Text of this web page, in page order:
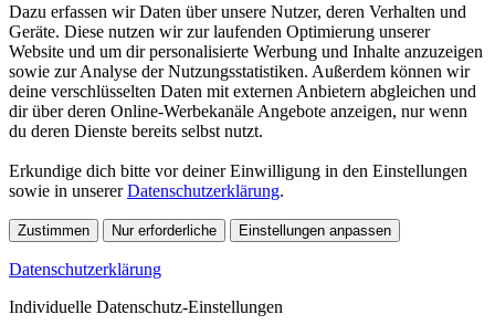
Dazu erfassen wir Daten über unsere Nutzer, deren Verhalten und
Geräte. Diese nutzen wir zur laufenden Optimierung unserer
Website und um dir personalisierte Werbung und Inhalte anzuzeigen
sowie zur Analyse der Nutzungsstatistiken. Außerdem können wir
deine verschlüsselten Daten mit externen Anbietern abgleichen und
dir über deren Online-Werbekanäle Angebote anzeigen, nur wenn
du deren Dienste bereits selbst nutzt.
Erkundige dich bitte vor deiner Einwilligung in den Einstellungen
sowie in unsererDatenschutzerklärung.
Zustimmen Nur erforderliche Einstellungen anpassen
Datenschutzerklärung
Individuelle Datenschutz-Einstellungen